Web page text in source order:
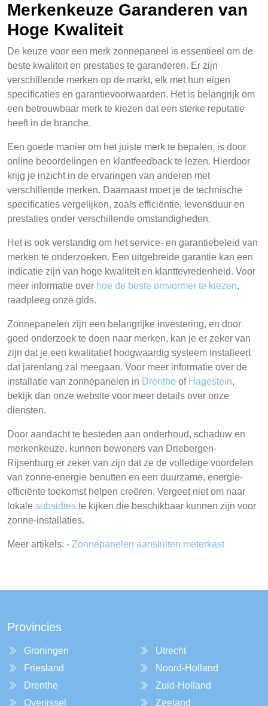
Merkenkeuze Garanderen van
Hoge Kwaliteit
De keuze voor een merk zonnepaneel is essentieel om de
beste kwaliteit en prestaties te garanderen. Er zijn
verschillende merken op de markt, elk met hun eigen
specificaties en garantievoorwaarden. Het is belangrijk om
een betrouwbaar merk te kiezen dat een sterke reputatie
heeft in de branche.
Een goede manier om het juiste merk te bepalen, is door
online beoordelingen en klantfeedback te lezen. Hierdoor
krijg je inzicht in de ervaringen van anderen met
verschillende merken. Daarnaast moet je de technische
specificaties vergelijken, zoals efficiëntie, levensduur en
prestaties onder verschillende omstandigheden.
Het is ook verstandig om het service- en garantiebeleid van
merken te onderzoeken. Een uitgebreide garantie kan een
indicatie zijn van hoge kwaliteit en klanttevredenheid. Voor
meer informatie over hoe de beste omvormer te kiezen,
raadpleeg onze gids.
Zonnepanelen zijn een belangrijke investering, en door
goed onderzoek te doen naar merken, kan je er zeker van
zijn dat je een kwalitatief hoogwaardig systeem installeert
dat jarenlang zal meegaan. Voor meer informatie over de
installatie van zonnepanelen in Drenthe of Hagestein,
bekijk dan onze website voor meer details over onze
diensten.
Door aandacht te besteden aan onderhoud, schaduw en
merkenkeuze, kunnen bewoners van Driebergen-
Rijsenburg er zeker van zijn dat ze de volledige voordelen
van zonne-energie benutten en een duurzame, energie-
efficiënte toekomst helpen creëren. Vergeet niet om naar
lokale subsidies te kijken die beschikbaar kunnen zijn voor
zonne-installaties.
Meer artikels: - Zonnepanelen aansluiten meterkast
Provincies
Groningen
Friesland
Drenthe
Overijssel
Utrecht
Noord-Holland
Zuid-Holland
Zeeland